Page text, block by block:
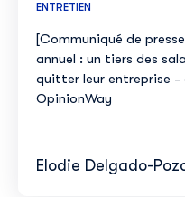
ENTRETIEN
[Communiqué de
annuel : un tiers des
quitter leur entreprise -
OpinionWay
Elodie Delgado-